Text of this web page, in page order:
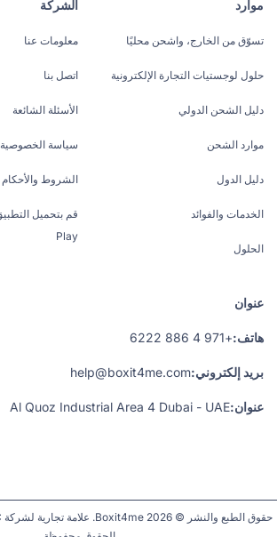
موارد
تسوّق من الخارج، واشحن محليًا
حلول لوجستيات التجارة الإلكترونية
دليل الشحن الدولي
موارد الشحن
دليل الدول
الخدمات والفوائد
الحلول
الشركة
معلومات عنا
اتصل بنا
الأسئلة الشائعة
سياسة الخصوصية
الشروط والأحكام
Play
عنوان
هاتف:+971 4 886 6222
بريد إلكتروني:help@boxit4me.com
عنوان:Al Quoz Industrial Area 4 Dubai - UAE